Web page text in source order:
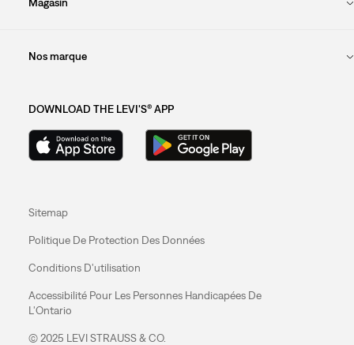
Nos marque
DOWNLOAD THE LEVI'S® APP
Sitemap
Politique De Protection Des Données
Conditions D'utilisation
Accessibilité Pour Les Personnes Handicapées De
L'Ontario
© 2025 LEVI STRAUSS & CO.